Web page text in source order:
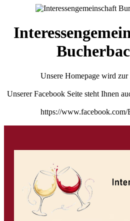
Unsere Homepage wird zur
Unserer Facebook Seite steht Ihnen
https://www.facebook.com/